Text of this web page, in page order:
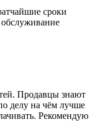
сроки
обслуживание
Продавцы знают
делу на чём лучше
Рекомендую